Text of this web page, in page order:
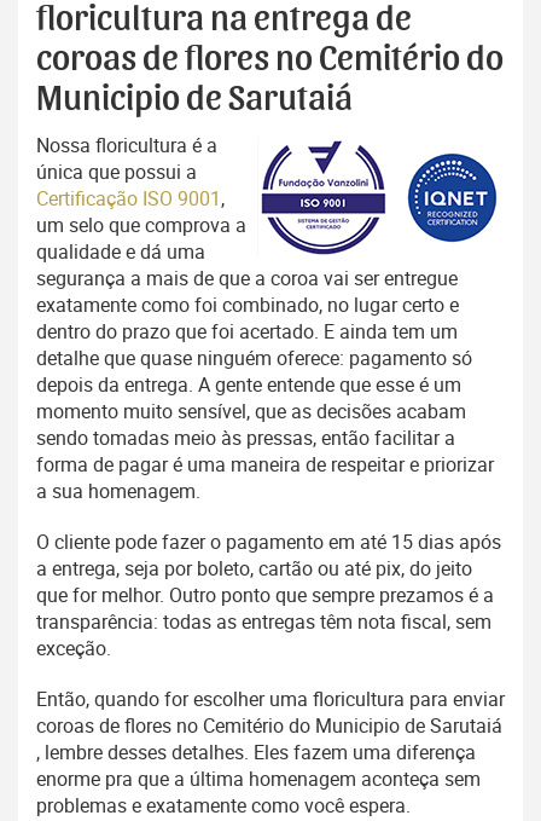
floricultura na entrega de
coroas de flores no Cemitério do
Municipio de Sarutaiá
Nossa floricultura é a
única que possui a
Certificação ISO 9001,
um selo que comprova a
qualidade e dá uma
segurança a mais de que a coroa vai ser entregue
exatamente como foi combinado, no lugar certo e
dentro do prazo que foi acertado. E ainda tem um
detalhe que quase ninguém oferece: pagamento só
depois da entrega. A gente entende que esse é um
momento muito sensível, que as decisões acabam
sendo tomadas meio às pressas, então facilitar a
forma de pagar é uma maneira de respeitar e priorizar
a sua homenagem.
O cliente pode fazer o pagamento em até 15 dias após
a entrega, seja por boleto, cartão ou até pix, do jeito
que for melhor. Outro ponto que sempre prezamos é a
transparência: todas as entregas têm nota fiscal, sem
exceção.
Então, quando for escolher uma floricultura para enviar
coroas de flores no Cemitério do Municipio de Sarutaiá
, lembre desses detalhes. Eles fazem uma diferença
enorme pra que a última homenagem aconteça sem
problemas e exatamente como você espera.